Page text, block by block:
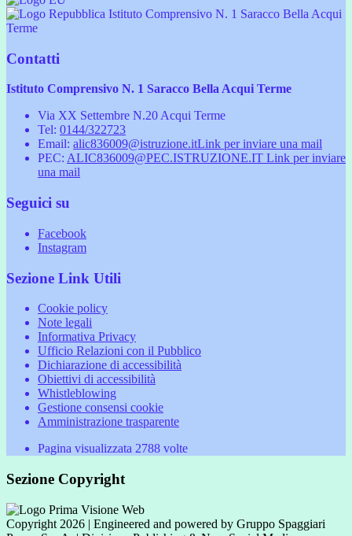
Istituto Comprensivo N. 1 Saracco Bella Acqui
Terme
Contatti
Istituto Comprensivo N. 1 Saracco Bella Acqui Terme
Via XX Settembre N.20 Acqui Terme
Tel: 0144/322723
Email: alic836009@istruzione.itLink per inviare una mail
PEC: ALIC836009@PEC.ISTRUZIONE.IT Link per inviare
una mail
Seguici su
Facebook
Instagram
Sezione Link Utili
Cookie policy
Note legali
Informativa Privacy
Ufficio Relazioni con il Pubblico
Dichiarazione di accessibilità
Obiettivi di accessibilità
Whistleblowing
Gestione consensi cookie
Amministrazione trasparente
Pagina visualizzata 2788 volte
Sezione Copyright
Copyright 2026 | Engineered and powered by Gruppo Spaggiari